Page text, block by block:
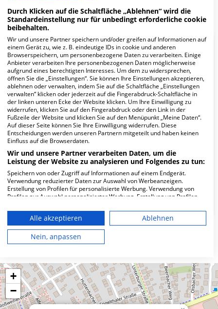
Mehr Informationen
FAQ
Hier ﬁnden Sie häuﬁg gestellte Fragen zu dieser Klinik.
Wie lautet die Adresse von MVZ
Nuklearmedizin Mögeldorf?
Ostendstr. 229-231
Wie ist die Telefonnummer von MVZ
Nuklearmedizin Mögeldorf?
Karte
+
−
Durch Klicken auf die Schaltfläche „Ablehnen“ wird die
Standardeinstellung nur für unbedingt erforderliche cookie
beibehalten.
Wir und unsere Partner speichern und/oder greifen auf Informationen auf
einem Gerät zu, wie z. B. eindeutige IDs in cookie und anderen
Browserspeichern, um personenbezogene Daten zu verarbeiten. Einige
Anbieter verarbeiten Ihre personenbezogenen Daten möglicherweise
aufgrund eines berechtigten Interesses. Um dem zu widersprechen,
öffnen Sie die „Einstellungen“. Sie können Ihre Einstellungen akzeptieren,
ablehnen oder verwalten, indem Sie auf die Schaltfläche „Einstellungen
verwalten“ klicken oder jederzeit auf die Fingerabdruck-Schaltfläche in
der linken unteren Ecke der Website klicken. Um Ihre Einwilligung zu
widerrufen, klicken Sie auf den Fingerabdruck oder den Link in der
Fußzeile der Website und klicken Sie auf den Menüpunkt „Meine Daten“.
Auf dieser Seite können Sie Ihre Einwilligung widerrufen. Diese
Entscheidungen werden unseren Partnern mitgeteilt und haben keinen
Einfluss auf die Browserdaten.
Wir und unsere Partner verarbeiten Daten, um die
Leistung der Website zu analysieren und Folgendes zu tun:
Speichern von oder Zugriff auf Informationen auf einem Endgerät.
Verwendung reduzierter Daten zur Auswahl von Werbeanzeigen.
Erstellung von Profilen für personalisierte Werbung. Verwendung von
Profilen zur Auswahl personalisierter Werbung. Erstellung von Profilen
personalisierter Inhalte. Messung der Werbeleistung. Messung der
Performance von Inhalten. Analyse von Zielgruppen durch Statistiken
oder Kombinationen von Daten aus verschiedenen Quellen. Entwicklung
und Verbesserung der Angebote. Verwendung reduzierter Daten zur
Auswahl von Inhalten.
Ihre Einwilligung und die cookie Richtlinie gelten ausschließlich für diese
Website/App.
Partnerliste anzeigen (1 IAB-Anbieter)
Wir nutzen Ihre Daten für folgende Zwecke:
Alle akzeptieren
Ablehnen
Nein, anpassen